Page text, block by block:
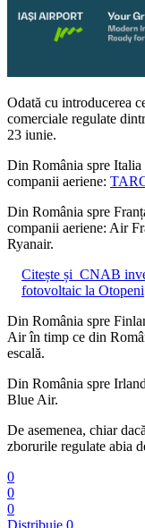
Odată cu introducerea
comerciale regulate
23 iunie.
Din România spre Italia
companii aeriene:
Din România spre
companii aeriene: Air
Ryanair.
Citește și CNAB
fotovoltaic la Otopeni
Din România spre
Air în timp ce din
escală.
Din România spre
Blue Air.
De asemenea, chiar
zborurile regulate abia
0
0
0
Distribuie 0